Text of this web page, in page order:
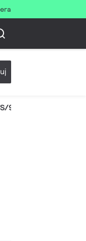
940 DEIA LE L570 BK